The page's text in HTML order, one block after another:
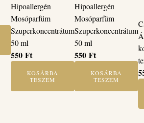
Hipoallergén
Mosóparfüm
Szuperkoncentrátum
50 ml
550 Ft
KOSÁRBA
TESZEM
Hipoallergén
Mosóparfüm
Szuperkoncentrátum
50 ml
550 Ft
KOSÁRBA
TESZEM